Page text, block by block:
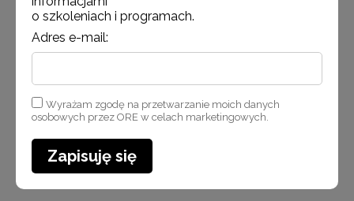
Przypominamy, że w czterech regionach nadal trwają
inne działania promujące IV edycję konkursu.
#FunduszeUE #FunduszeEuropejskie #SCWEW #ORE
Opublikowano: 29.01.2026
Zmodyfikowano: 16.02.2026
o szkoleniach i programach.
Adres e-mail:
Wyrażam zgodę na przetwarzanie moich danych
osobowych przez ORE w celach marketingowych.
Zapisuję się